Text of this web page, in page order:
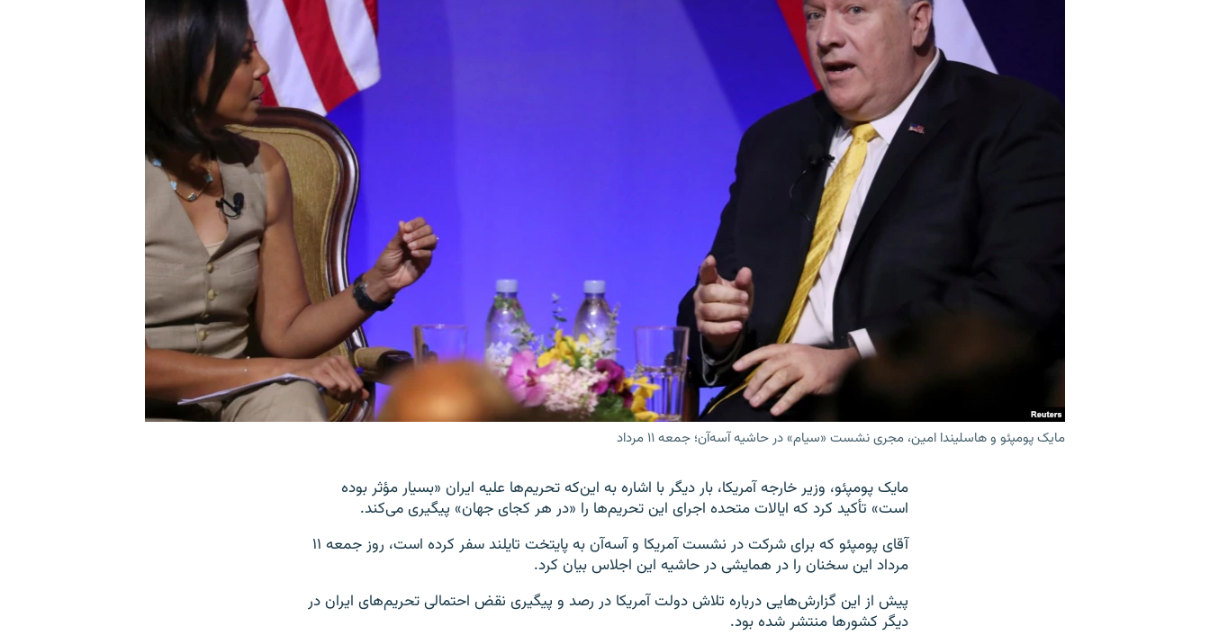
مایک پومپئو و هاسلیندا امین، مجری نشست «سیام» در حاشیه آسه‌آن؛ جمعه ۱۱ مرداد
مایک پومپئو، وزیر خارجه آمریکا، بار دیگر با اشاره به این‌که تحریم‌ها علیه ایران «بسیار مؤثر بوده
است» تأکید کرد که ایالات متحده اجرای این تحریم‌ها را «در هر کجای جهان» پیگیری می‌کند.
آقای پومپئو که برای شرکت در نشست آمریکا و آسه‌آن به پایتخت تایلند سفر کرده است، روز جمعه ۱۱
مرداد این سخنان را در همایشی در حاشیه این اجلاس بیان کرد.
پیش از این گزارش‌هایی درباره تلاش دولت آمریکا در رصد و پیگیری نقض احتمالی تحریم‌های ایران در
دیگر کشورها منتشر شده بود.